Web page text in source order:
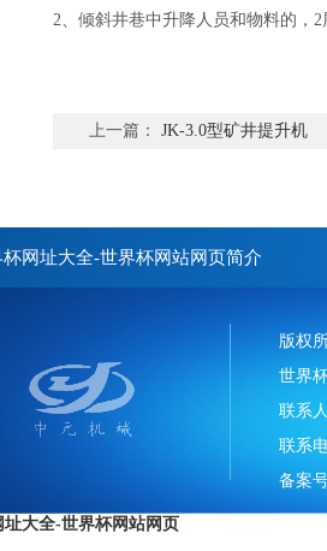
2、倾斜井巷中升降人员和物料的，
上一篇： JK-3.0型矿井提升机
网址大全-世界杯网站网页简介
版权
世界
联系
联系
备案
址大全-世界杯网站网页